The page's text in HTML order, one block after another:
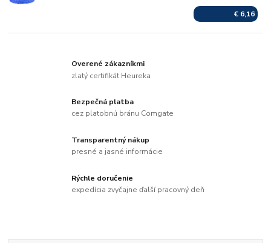
€ 6,16
Overené zákazníkmi
zlatý certifikát Heureka
Bezpečná platba
cez platobnú bránu Comgate
Transparentný nákup
presné a jasné informácie
Rýchle doručenie
expedícia zvyčajne ďalší pracovný deň